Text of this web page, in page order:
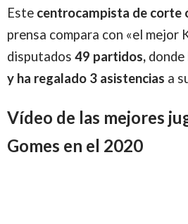
Este centrocampista de corte
prensa compara con «el mejor
disputados 49 partidos, donde
y ha regalado 3 asistencias a
Vídeo de las mejores
Gomes en el 2020